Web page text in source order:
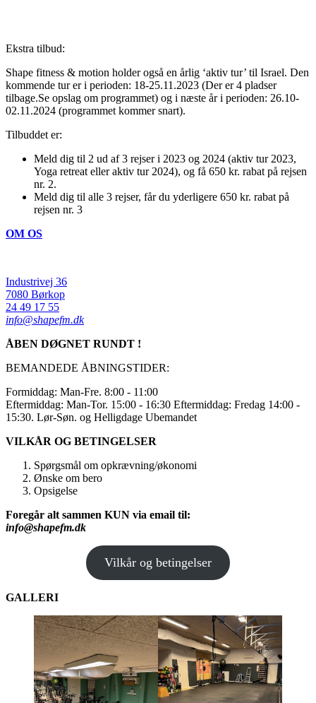
Ekstra tilbud:
Shape fitness & motion holder også en årlig ‘aktiv tur’ til Israel. Den
kommende tur er i perioden: 18-25.11.2023 (Der er 4 pladser
tilbage.Se opslag om programmet) og i næste år i perioden: 26.10-
02.11.2024 (programmet kommer snart).
Tilbuddet er:
Meld dig til 2 ud af 3 rejser i 2023 og 2024 (aktiv tur 2023,
Yoga retreat eller aktiv tur 2024), og få 650 kr. rabat på rejsen
nr. 2.
Meld dig til alle 3 rejser, får du yderligere 650 kr. rabat på
rejsen nr. 3
OM OS
Industrivej 36
7080 Børkop
24 49 17 55
info@shapefm.dk
ÅBEN DØGNET RUNDT !
BEMANDEDE ÅBNINGSTIDER:
Formiddag: Man-Fre. 8:00 - 11:00
Eftermiddag: Man-Tor. 15:00 - 16:30 Eftermiddag: Fredag 14:00 -
15:30. Lør-Søn. og Helligdage Ubemandet
VILKÅR OG BETINGELSER
Spørgsmål om opkrævning/økonomi
Ønske om bero
Opsigelse
Foregår alt sammen KUN via email til:
info@shapefm.dk
Vilkår og betingelser
GALLERI